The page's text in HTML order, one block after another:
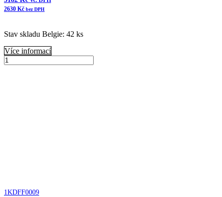
2630 Kč bez DPH
Stav skladu Belgie: 42 ks
Více informací
B045008
1KDFF0009